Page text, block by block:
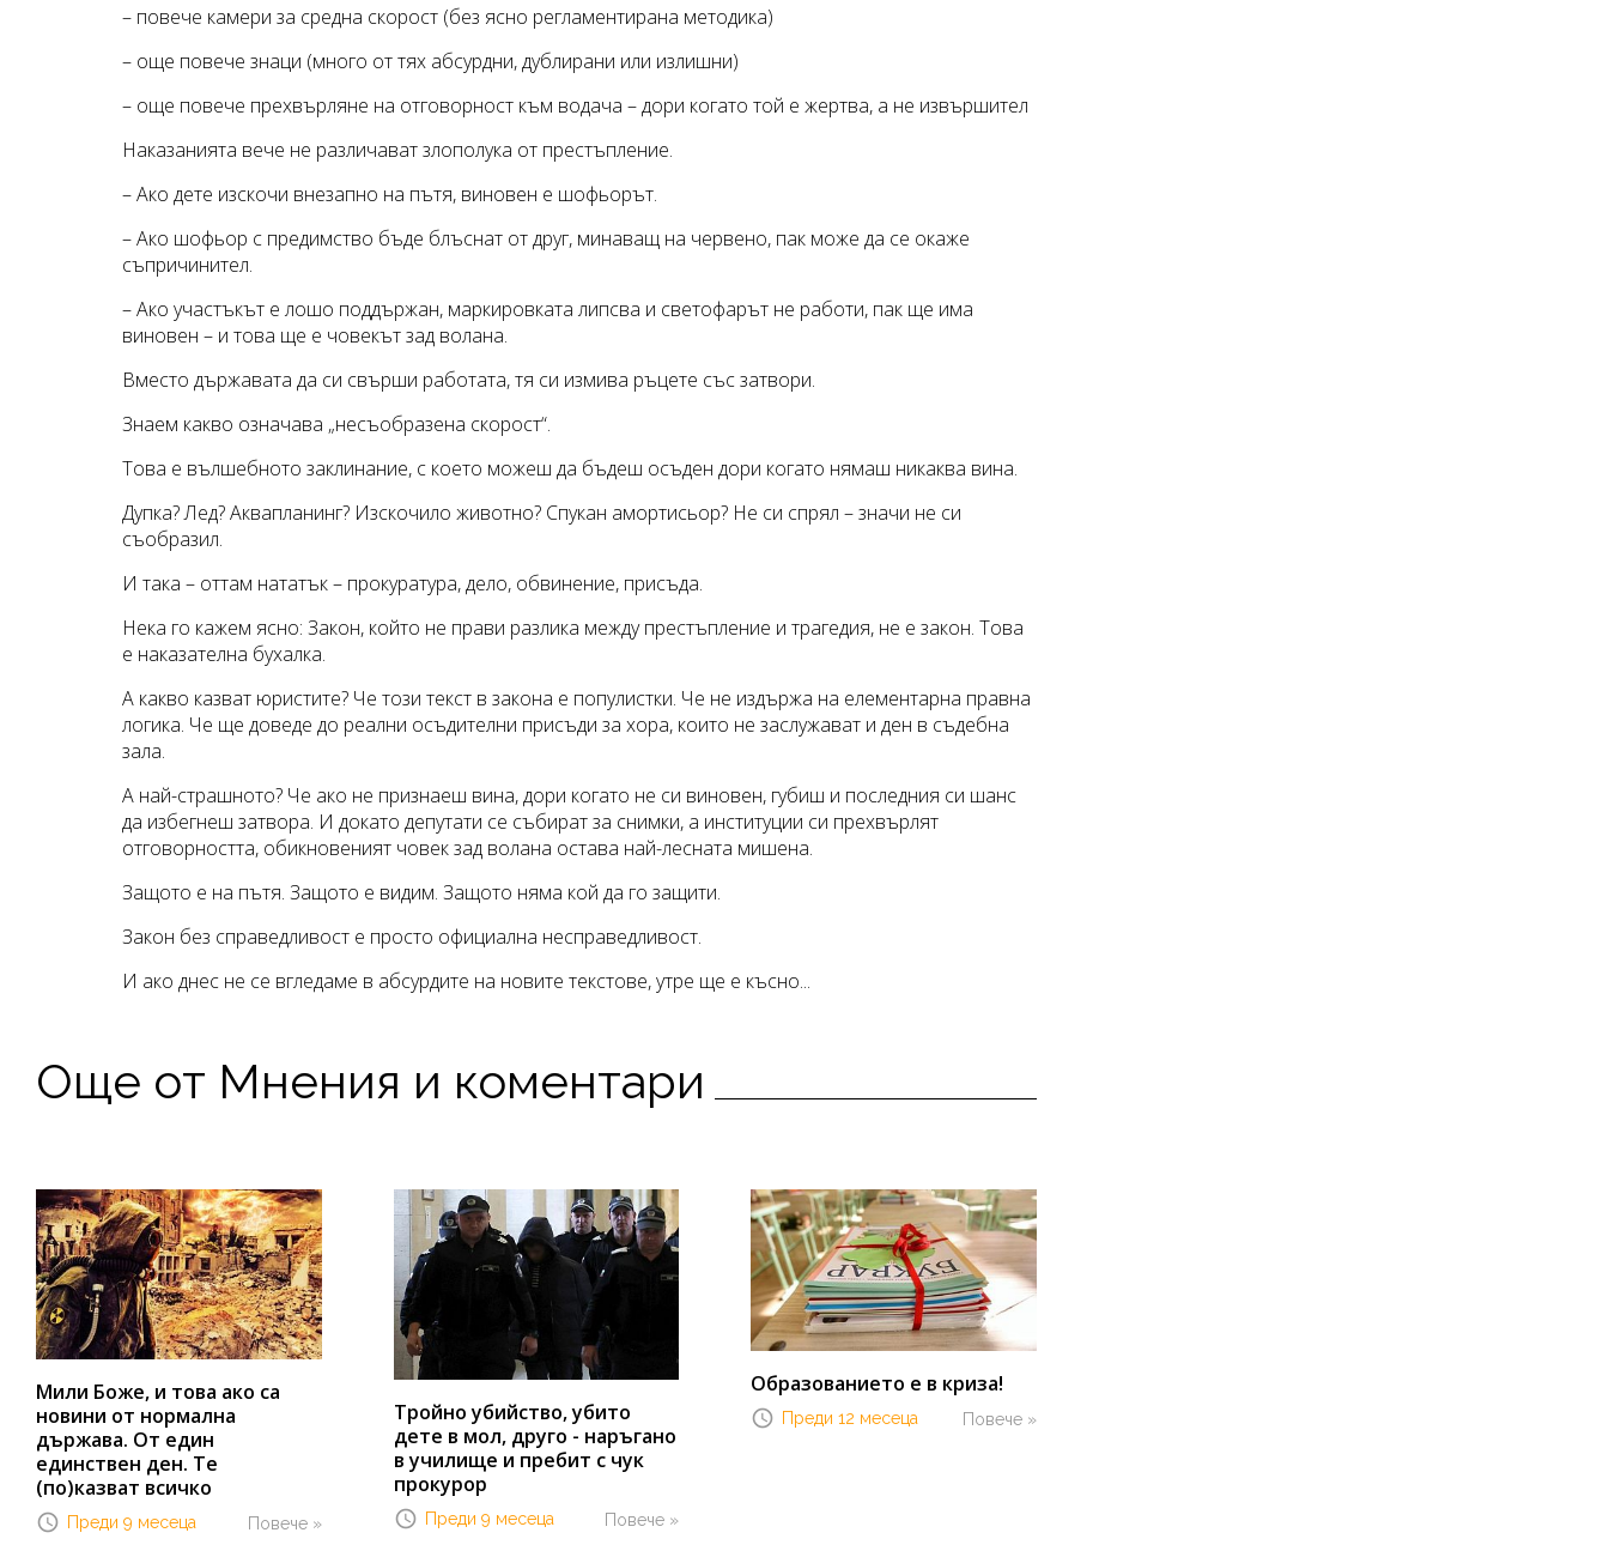
– повече камери за средна скорост (без ясно регламентирана методика)
– още повече знаци (много от тях абсурдни, дублирани или излишни)
– още повече прехвърляне на отговорност към водача – дори когато той е жертва, а не извършител
Наказанията вече не различават злополука от престъпление.
– Ако дете изскочи внезапно на пътя, виновен е шофьорът.
– Ако шофьор с предимство бъде блъснат от друг, минаващ на червено, пак може да се окаже
съпричинител.
– Ако участъкът е лошо поддържан, маркировката липсва и светофарът не работи, пак ще има
виновен – и това ще е човекът зад волана.
Вместо държавата да си свърши работата, тя си измива ръцете със затвори.
Знаем какво означава „несъобразена скорост“.
Това е вълшебното заклинание, с което можеш да бъдеш осъден дори когато нямаш никаква вина.
Дупка? Лед? Аквапланинг? Изскочило животно? Спукан амортисьор? Не си спрял – значи не си
съобразил.
И така – оттам нататък – прокуратура, дело, обвинение, присъда.
Нека го кажем ясно: Закон, който не прави разлика между престъпление и трагедия, не е закон. Това
е наказателна бухалка.
А какво казват юристите? Че този текст в закона е популистки. Че не издържа на елементарна правна
логика. Че ще доведе до реални осъдителни присъди за хора, които не заслужават и ден в съдебна
зала.
А най-страшното? Че ако не признаеш вина, дори когато не си виновен, губиш и последния си шанс
да избегнеш затвора. И докато депутати се събират за снимки, а институции си прехвърлят
отговорността, обикновеният човек зад волана остава най-лесната мишена.
Защото е на пътя. Защото е видим. Защото няма кой да го защити.
Закон без справедливост е просто официална несправедливост.
И ако днес не се вгледаме в абсурдите на новите текстове, утре ще е късно...
Още от Мнения и коментари
Мили Боже, и това ако са
новини от нормална
държава. От един
единствен ден. Те
(по)казват всичко
Повече »
Преди 9 месеца
Тройно убийство, убито
дете в мол, друго - наръгано
в училище и пребит с чук
прокурор
Повече »
Преди 9 месеца
Образованието е в криза!
Повече »
Преди 12 месеца